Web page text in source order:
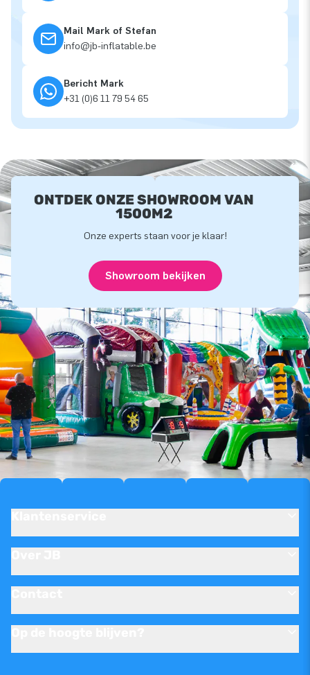
Mail Mark of Stefan
info@jb-inflatable.be
Bericht Mark
+31 (0)6 11 79 54 65
ONTDEK ONZE SHOWROOM VAN
1500M2
Onze experts staan voor je klaar!
Showroom bekijken